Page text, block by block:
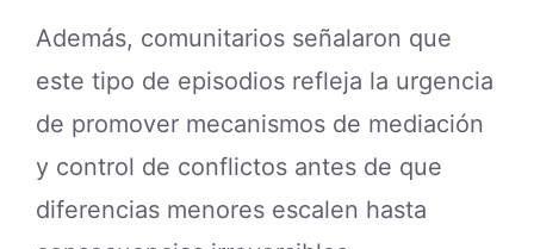
Además, comunitarios señalaron que
este tipo de episodios refleja la urgencia
de promover mecanismos de mediación
y control de conflictos antes de que
diferencias menores escalen hasta